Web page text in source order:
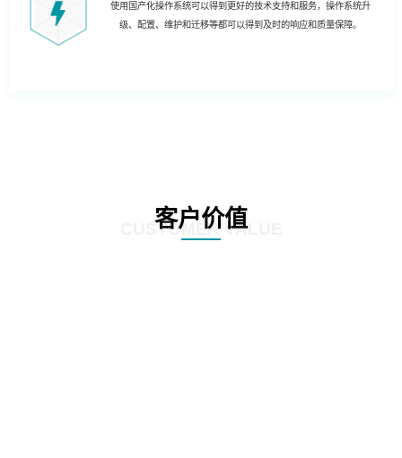
使用国产化操作系统可以得到更好的技术支持和服务，操作系统升
级、配置、维护和迁移等都可以得到及时的响应和质量保障。
客户价值
CUSTOMER VALUE